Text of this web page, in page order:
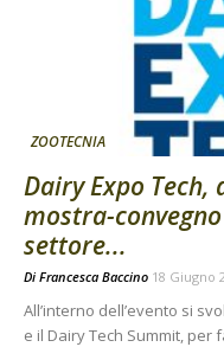
ZOOTECNIA
Dairy Expo
mostra-
settore...
Di Francesca Baccino 18 Giugno
All’interno dell’evento si
e il Dairy Tech Summit,